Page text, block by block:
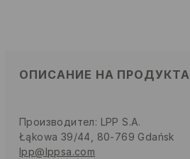
ОПИСАНИЕ НА ПРОДУКТА
Производител: LPP S.A.
Łąkowa 39/44, 80-769 Gdańsk
lpp@lppsa.com